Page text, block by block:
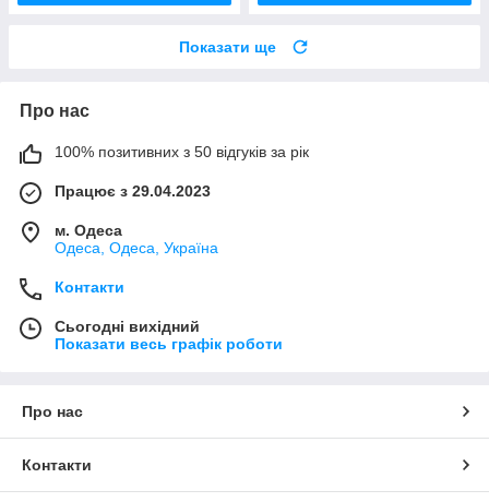
Показати ще
Про нас
100% позитивних з 50 відгуків за рік
Працює з 29.04.2023
м. Одеса
Одеса, Одеса, Україна
Контакти
Сьогодні вихідний
Показати весь графік роботи
Про нас
Контакти